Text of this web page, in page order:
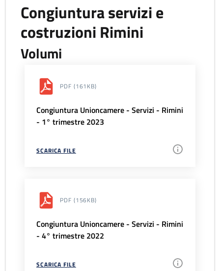
Congiuntura servizi e
costruzioni Rimini
Volumi
PDF (161KB)
Congiuntura Unioncamere - Servizi - Rimini
- 1° trimestre 2023
SCARICA FILE
PDF (156KB)
Congiuntura Unioncamere - Servizi - Rimini
- 4° trimestre 2022
SCARICA FILE